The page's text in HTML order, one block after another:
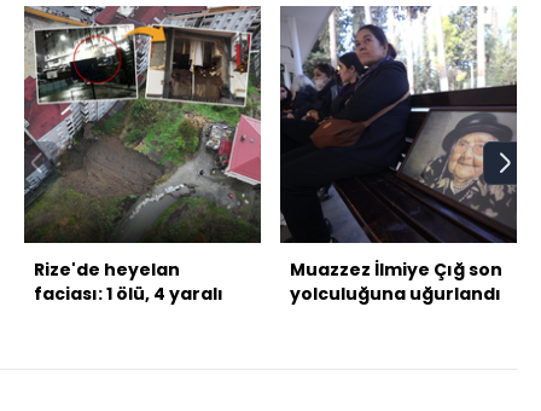
Rize'de heyelan
faciası: 1 ölü, 4 yaralı
Muazzez İlmiye Çığ son
yolculuğuna uğurlandı